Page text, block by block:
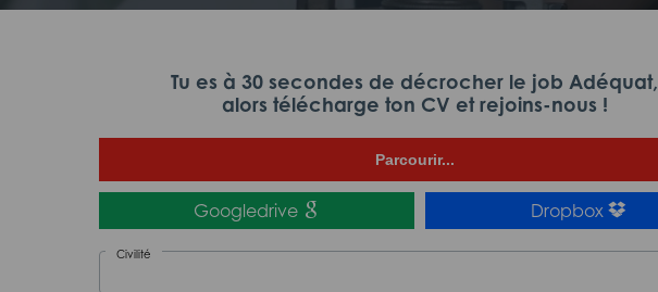
Tu es à 30 secondes de décrocher le job Adéquat,
alors télécharge ton CV et rejoins-nous !
Parcourir...
Googledrive Dropbox
Civilité